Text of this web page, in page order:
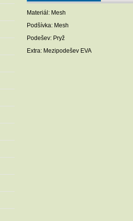
Materiál: Mesh
Podšívka: Mesh
Podešev: Pryž
Extra: Mezipodešev EVA